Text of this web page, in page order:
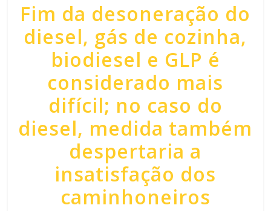
Fim da desoneração do
diesel, gás de cozinha,
biodiesel e GLP é
considerado mais
difícil; no caso do
diesel, medida também
despertaria a
insatisfação dos
caminhoneiros